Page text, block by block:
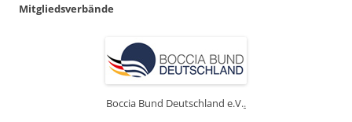
Mitgliedsverbände
Boccia Bund Deutschland e.V..